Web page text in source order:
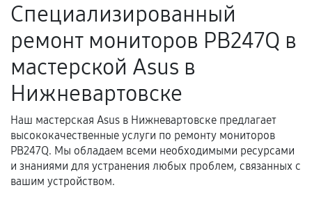
Поломка установленной детали при
нормальной эксплуатации в течение
гарантийного срока.
Несоответствие комплектующей заявленным
техническим характеристикам.
Документы для подтверждения
гарантии
Специализированный
ремонт мониторов PB247Q в
мастерской Asus в
Нижневартовске
Наш мастерская Asus в Нижневартовске предлагает
высококачественные услуги по ремонту мониторов
PB247Q. Мы обладаем всеми необходимыми ресурсами
и знаниями для устранения любых проблем, связанных с
вашим устройством.